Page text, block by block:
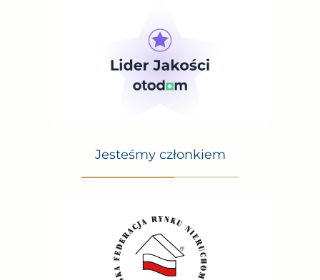
Jesteśmy członkiem